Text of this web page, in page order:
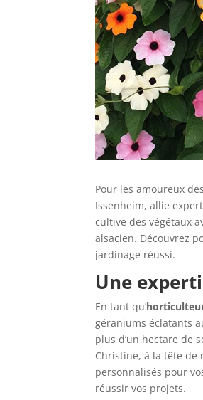
Pour les amoureux
Issenheim, allie
cultive des végétaux
alsacien. Découvrez
jardinage réussi.
Une
En tant qu’
géraniums éclatants
plus d’un hectare de
Christine, à la tête de
personnalisés pour
réussir vos projets.